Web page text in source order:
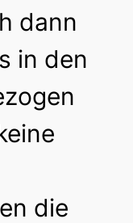
dann
in den
die